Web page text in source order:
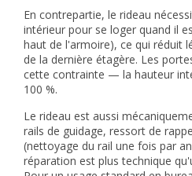
En contrepartie, le rideau
intérieur pour se loger quand il
haut de l'armoire), ce qui réduit
de la dernière étagère. Les
cette contrainte — la hauteur
100 %.
Le rideau est aussi
rails de guidage, ressort de
(nettoyage du rail une fois par
réparation est plus technique